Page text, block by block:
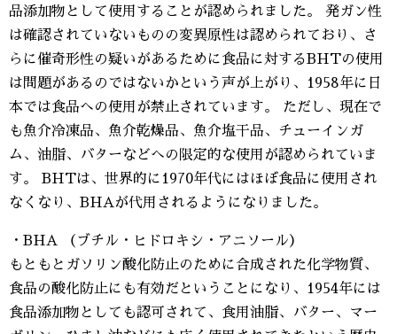
品添加物として使用することが認められました。 発ガン性
は確認されていないものの変異原性は認められており、さ
らに催奇形性の疑いがあるために食品に対するBHTの使用
は問題があるのではないかという声が上がり、1958年に日
本では食品への使用が禁止されています。 ただし、現在で
も魚介冷凍品、魚介乾燥品、魚介塩干品、チューインガ
ム、油脂、バターなどへの限定的な使用が認められていま
す。 BHTは、世界的に1970年代にはほぼ食品に使用され
なくなり、BHAが代用されるようになりました。
・BHA （ブチル・ヒドロキシ・アニソール）
もともとガソリン酸化防止のために合成された化学物質、
食品の酸化防止にも有効だということになり、1954年には
食品添加物としても認可されて、食用油脂、バター、マー